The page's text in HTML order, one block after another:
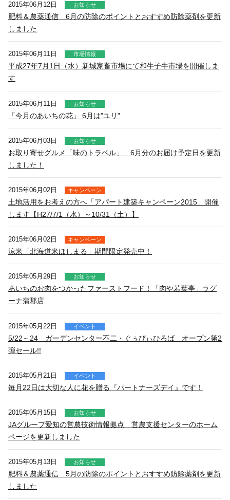
2015年06月12日 お知らせ
肥料＆農薬通信 6月の防除のポイントとおすすめ防除薬剤を更新
しました
2015年06月11日 市場情報
平成27年7月1日（水）新城家畜市場にて和牛子牛市場を開催しま
す
2015年06月11日 お知らせ
「今月のあいちの花」 6月は"ユリ"
2015年06月03日 お知らせ
お取り寄せグルメ「味のトラベル」 6月分のお届け予定日を更新
しました！
2015年06月02日 キャンペーン
土地活用をお考えの方へ「アパート建築キャンペーン2015」開催
します【H27/7/1（水）～10/31（土）】
2015年06月02日 キャンペーン
涼米「北海道米ほしまる」期間限定発売中！
2015年05月29日 お知らせ
あいちのお肉をつかったファーストフード！「肉や若葉亭」ラグ
ーナ蒲郡店
2015年05月22日 イベント
5/22～24 ガーデンセンター不二・ぐぅぴぃひろば オープン第2
弾セール!!
2015年05月21日 イベント
毎月22日は大切な人に花を贈る『パートナーズデイ』です！
2015年05月15日 お知らせ
JAグループ愛知の営農技術情報拠点 営農支援センターのホーム
ページを更新しました
2015年05月13日 お知らせ
肥料＆農薬通信 5月の防除のポイントとおすすめ防除薬剤を更新
しました